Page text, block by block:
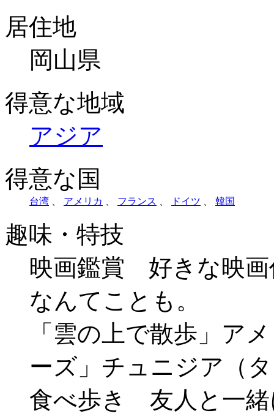
居住地
岡山県
得意な地域
アジア
得意な国
台湾 アメリカ フランス ドイツ 韓国
趣味・特技
映画鑑賞 好きな映画
なんてことも。
「雲の上で散歩」ア
ーズ」チュニジア（
食べ歩き 友人と一緒